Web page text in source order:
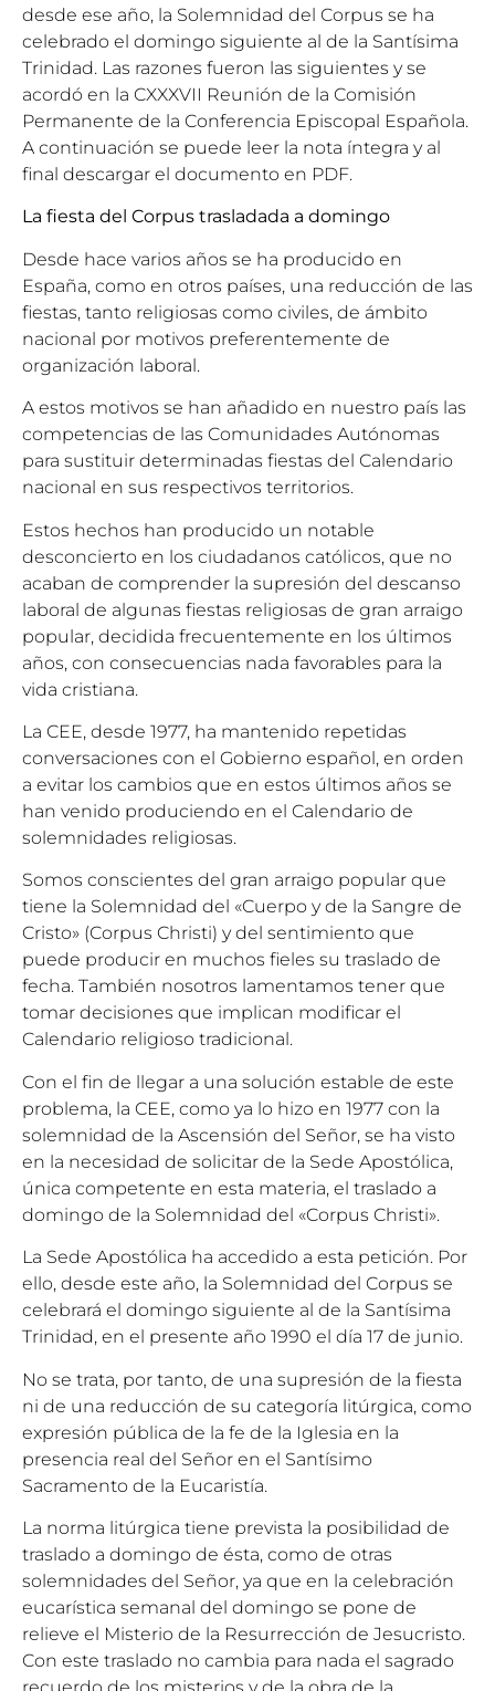
desde ese año, la Solemnidad del Corpus se ha
celebrado el domingo siguiente al de la Santísima
Trinidad. Las razones fueron las siguientes y se
acordó en la CXXXVII Reunión de la Comisión
Permanente de la Conferencia Episcopal Española.
A continuación se puede leer la nota íntegra y al
final descargar el documento en PDF.
La fiesta del Corpus trasladada a domingo
Desde hace varios años se ha producido en
España, como en otros países, una reducción de las
fiestas, tanto religiosas como civiles, de ámbito
nacional por motivos preferentemente de
organización laboral.
A estos motivos se han añadido en nuestro país las
competencias de las Comunidades Autónomas
para sustituir determinadas fiestas del Calendario
nacional en sus respectivos territorios.
Estos hechos han producido un notable
desconcierto en los ciudadanos católicos, que no
acaban de comprender la supresión del descanso
laboral de algunas fiestas religiosas de gran arraigo
popular, decidida frecuentemente en los últimos
años, con consecuencias nada favorables para la
vida cristiana.
La CEE, desde 1977, ha mantenido repetidas
conversaciones con el Gobierno español, en orden
a evitar los cambios que en estos últimos años se
han venido produciendo en el Calendario de
solemnidades religiosas.
Somos conscientes del gran arraigo popular que
tiene la Solemnidad del «Cuerpo y de la Sangre de
Cristo» (Corpus Christi) y del sentimiento que
puede producir en muchos fieles su traslado de
fecha. También nosotros lamentamos tener que
tomar decisiones que implican modificar el
Calendario religioso tradicional.
Con el fin de llegar a una solución estable de este
problema, la CEE, como ya lo hizo en 1977 con la
solemnidad de la Ascensión del Señor, se ha visto
en la necesidad de solicitar de la Sede Apostólica,
única competente en esta materia, el traslado a
domingo de la Solemnidad del «Corpus Christi».
La Sede Apostólica ha accedido a esta petición. Por
ello, desde este año, la Solemnidad del Corpus se
celebrará el domingo siguiente al de la Santísima
Trinidad, en el presente año 1990 el día 17 de junio.
No se trata, por tanto, de una supresión de la fiesta
ni de una reducción de su categoría litúrgica, como
expresión pública de la fe de la Iglesia en la
presencia real del Señor en el Santísimo
Sacramento de la Eucaristía.
La norma litúrgica tiene prevista la posibilidad de
traslado a domingo de ésta, como de otras
solemnidades del Señor, ya que en la celebración
eucarística semanal del domingo se pone de
relieve el Misterio de la Resurrección de Jesucristo.
Con este traslado no cambia para nada el sagrado